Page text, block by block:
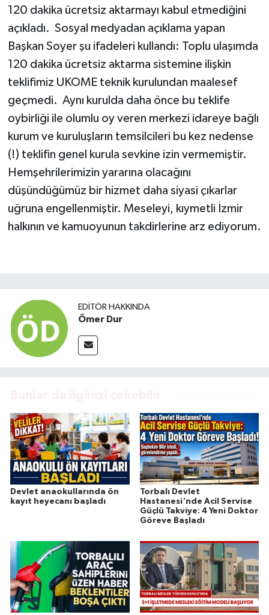
120 dakika ücretsiz aktarmayı kabul etmediğini
açıkladı. Sosyal medyadan açıklama yapan
Başkan Soyer şu ifadeleri kullandı: Toplu ulaşımda
120 dakika ücretsiz aktarma sistemine ilişkin
teklifimiz UKOME teknik kurulundan maalesef
geçmedi. Aynı kurulda daha önce bu teklife
oybirliği ile olumlu oy veren merkezi idareye bağlı
kurum ve kuruluşların temsilcileri bu kez nedense
(!) teklifin genel kurula sevkine izin vermemiştir.
Hemşehrilerimizin yararına olacağını
düşündüğümüz bir hizmet daha siyasi çıkarlar
uğruna engellenmiştir. Meseleyi, kıymetli İzmir
halkının ve kamuoyunun takdirlerine arz ediyorum.
EDITÖR HAKKINDA
Ömer Dur
Devlet anaokullarında ön
kayıt heyecanı başladı
Torbalı Devlet
Hastanesi'nde Acil Servise
Güçlü Takviye: 4 Yeni Doktor
Göreve Başladı